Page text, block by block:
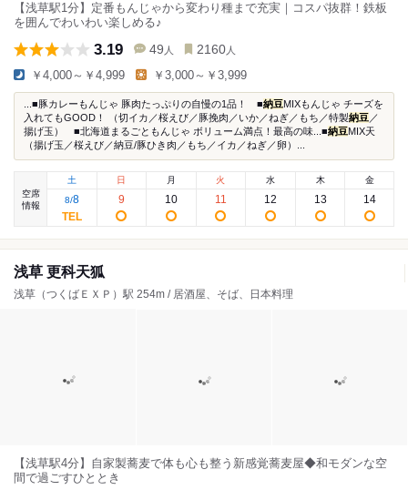
【浅草駅1分】定番もんじゃから変わり種まで充実｜コスパ抜群！鉄板
を囲んでわいわい楽しめる♪
3.19 49 人 2160 人
￥4,000～￥4,999 ￥3,000～￥3,999
...■豚カレーもんじゃ 豚肉たっぷりの自慢の1品！ ■納豆 MIXもんじゃ チーズを
入れてもGOOD！ （切イカ／桜えび／豚挽肉／いか／ねぎ／もち／特製納豆 ／
揚げ玉） ■北海道まるごともんじゃ ボリューム満点！最高の味...■納豆 MIX天
（揚げ玉／桜えび／納豆/豚ひき肉／もち／イカ／ねぎ／卵）...
空席
情報
土
8/8
日
9
月
10
火
11
水
12
木
13
金
14
浅草 更科天狐
浅草（つくばＥＸＰ）駅 254m / 居酒屋、そば、日本料理
【浅草駅4分】自家製蕎麦で体も心も整う新感覚蕎麦屋◆和モダンな空
間で過ごすひととき